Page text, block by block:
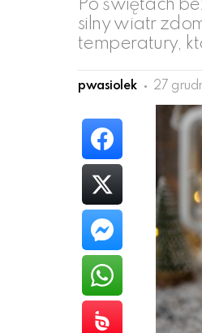
Po świętach
silny wiatr
temperatury,
pwasiolek 27